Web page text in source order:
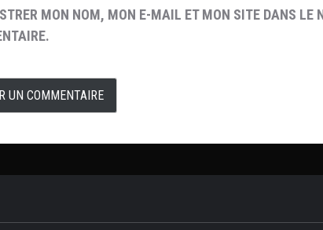
MON NOM, MON E-MAIL ET MON SITE DANS LE